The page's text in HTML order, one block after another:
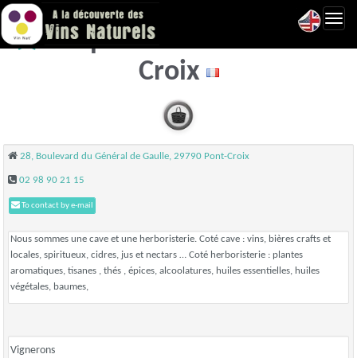
Simples et Canons - Pont-
Croix
28, Boulevard du Général de Gaulle, 29790 Pont-Croix
02 98 90 21 15
To contact by e-mail
Nous sommes une cave et une herboristerie. Coté cave : vins, bières crafts et
locales, spiritueux, cidres, jus et nectars … Coté herboristerie : plantes
aromatiques, tisanes , thés , épices, alcoolatures, huiles essentielles, huiles
végétales, baumes,
Vignerons